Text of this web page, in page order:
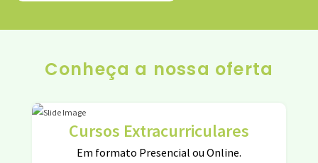
Conheça a nossa oferta
Cursos Extracurriculares
Em formato Presencial ou Online.